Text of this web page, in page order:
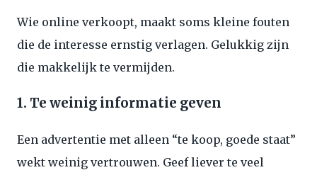
Wie online verkoopt, maakt soms kleine fouten
die de interesse ernstig verlagen. Gelukkig zijn
die makkelijk te vermijden.
1. Te weinig informatie geven
Een advertentie met alleen “te koop, goede staat”
wekt weinig vertrouwen. Geef liever te veel